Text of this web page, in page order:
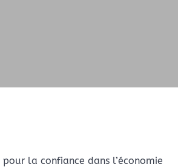
pour la confiance dans l’économie